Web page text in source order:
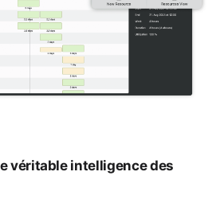
véritable intelligence des